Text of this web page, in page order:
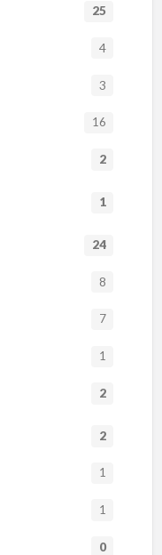
25
4
3
16
2
1
24
8
7
1
2
2
1
1
0